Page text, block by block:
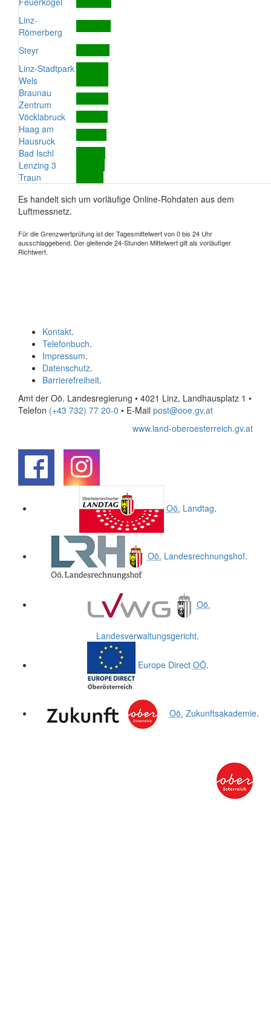
Linz-
Römerberg
Steyr
Linz-Stadtpark
Wels
Braunau
Zentrum
Vöcklabruck
Haag am
Hausruck
Bad Ischl
Lenzing 3
Traun
Es handelt sich um vorläufige Online-Rohdaten aus dem
Luftmessnetz.
Für die Grenzwertprüfung ist der Tagesmittelwert von 0 bis 24 Uhr
ausschlaggebend. Der gleitende 24-Stunden Mittelwert gilt als vorläufiger
Richtwert.
Kontakt.
Telefonbuch.
Impressum.
Datenschutz.
Barrierefreiheit.
Amt der Oö. Landesregierung • 4021 Linz, Landhausplatz 1 •
Telefon (+43 732) 77 20-0 • E-Mail post@ooe.gv.at
www.land-oberoesterreich.gv.at
Oö. Landtag.
Oö. Landesrechnungshof.
Oö.
Landesverwaltungsgericht.
Europe Direct OÖ.
Oö. Zukunftsakademie.